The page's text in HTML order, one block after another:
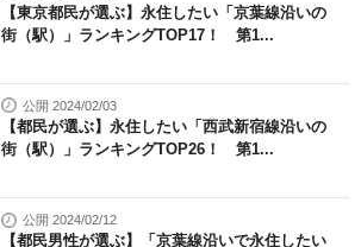
【東京都民が選ぶ】永住したい「京葉線沿いの
街（駅）」ランキングTOP17！ 第1...
公開 2024/02/03
【都民が選ぶ】永住したい「西武新宿線沿いの
街（駅）」ランキングTOP26！ 第1...
公開 2024/02/12
【都民男性が選ぶ】「京葉線沿いで永住したい